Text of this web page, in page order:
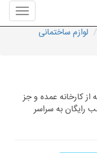
منوی
سایت
لوازم ساختمانی
کارخانه عمده و جز
رایگان به سراسر